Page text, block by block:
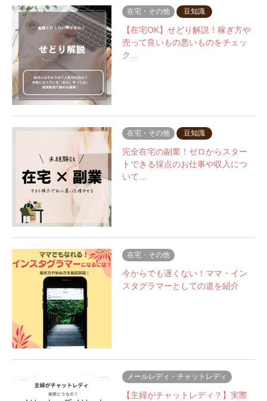
在宅・その他 豆知識
【在宅OK】せどり解説！稼ぎ方や
売って良いもの悪いものをチェッ
ク…
在宅・その他 豆知識
完全在宅の副業！ゼロからスター
トできる採点のお仕事や収入につ
いて…
在宅・その他
今からでも遅くない！ママ・イン
スタグラマーとしての道を紹介
メールレディ・チャットレディ
【主婦がチャットレディ？】実際